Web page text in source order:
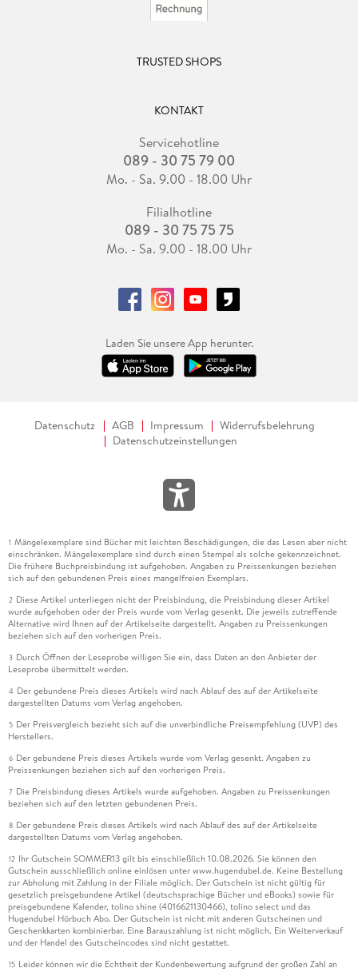
TRUSTED SHOPS
KONTAKT
Servicehotline
089 - 30 75 79 00
Mo. - Sa. 9.00 - 18.00 Uhr
Filialhotline
089 - 30 75 75 75
Mo. - Sa. 9.00 - 18.00 Uhr
Laden Sie unsere App herunter.
Datenschutz AGB Impressum
Widerrufsbelehrung
Datenschutzeinstellungen
1 Mängelexemplare sind Bücher mit leichten Beschädigungen, die das Lesen aber nicht
einschränken. Mängelexemplare sind durch einen Stempel als solche gekennzeichnet.
Die frühere Buchpreisbindung ist aufgehoben. Angaben zu Preissenkungen beziehen
sich auf den gebundenen Preis eines mangelfreien Exemplars.
2 Diese Artikel unterliegen nicht der Preisbindung, die Preisbindung dieser Artikel
wurde aufgehoben oder der Preis wurde vom Verlag gesenkt. Die jeweils zutreffende
Alternative wird Ihnen auf der Artikelseite dargestellt. Angaben zu Preissenkungen
beziehen sich auf den vorherigen Preis.
3 Durch Öffnen der Leseprobe willigen Sie ein, dass Daten an den Anbieter der
Leseprobe übermittelt werden.
4 Der gebundene Preis dieses Artikels wird nach Ablauf des auf der Artikelseite
dargestellten Datums vom Verlag angehoben.
5 Der Preisvergleich bezieht sich auf die unverbindliche Preisempfehlung (UVP) des
Herstellers.
6 Der gebundene Preis dieses Artikels wurde vom Verlag gesenkt. Angaben zu
Preissenkungen beziehen sich auf den vorherigen Preis.
7 Die Preisbindung dieses Artikels wurde aufgehoben. Angaben zu Preissenkungen
beziehen sich auf den letzten gebundenen Preis.
8 Der gebundene Preis dieses Artikels wird nach Ablauf des auf der Artikelseite
dargestellten Datums vom Verlag angehoben.
12 Ihr Gutschein SOMMER13 gilt bis einschließlich 10.08.2026. Sie können den
Gutschein ausschließlich online einlösen unter www.hugendubel.de. Keine Bestellung
zur Abholung mit Zahlung in der Filiale möglich. Der Gutschein ist nicht gültig für
gesetzlich preisgebundene Artikel (deutschsprachige Bücher und eBooks) sowie für
preisgebundene Kalender, tolino shine (4016621130466), tolino select und das
Hugendubel Hörbuch Abo. Der Gutschein ist nicht mit anderen Gutscheinen und
Geschenkkarten kombinierbar. Eine Barauszahlung ist nicht möglich. Ein Weiterverkauf
und der Handel des Gutscheincodes sind nicht gestattet.
15 Leider können wir die Echtheit der Kundenbewertung aufgrund der großen Zahl an